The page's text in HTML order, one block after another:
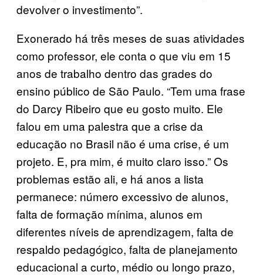
devolver o investimento”.
Exonerado há três meses de suas atividades
como professor, ele conta o que viu em 15
anos de trabalho dentro das grades do
ensino público de São Paulo. “Tem uma frase
do Darcy Ribeiro que eu gosto muito. Ele
falou em uma palestra que a crise da
educação no Brasil não é uma crise, é um
projeto. E, pra mim, é muito claro isso.” Os
problemas estão ali, e há anos a lista
permanece: número excessivo de alunos,
falta de formação mínima, alunos em
diferentes níveis de aprendizagem, falta de
respaldo pedagógico, falta de planejamento
educacional a curto, médio ou longo prazo,